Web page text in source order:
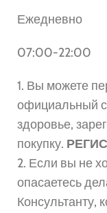
Ежедневно
07:00-22:00
1. Вы можете
официальный
здоровье,
покупку.
2. Если вы не
опасаетесь
Консультанту,